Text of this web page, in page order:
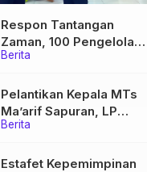
Berita
Respon Tantangan
Zaman, 100 Pengelola
Medsos Sekolah Ma’arif
Pelatihan Literasi Digital
Berita
Pelantikan Kepala MTs
Ma’arif Sapuran, LP
Ma’arif NU Wonosobo
Kepemimpinan Nahdliyah
Estafet Kepemimpinan